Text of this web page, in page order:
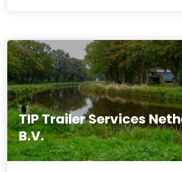
TIP Trailer Services
B.V.